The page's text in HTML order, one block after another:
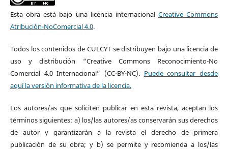
Esta obra está bajo una licencia internacional Creative Commons
Atribución-NoComercial 4.0.
Todos los contenidos de CULCYT se distribuyen bajo una licencia de
uso y distribución “Creative Commons Reconocimiento-No
Comercial 4.0 Internacional” (CC-BY-NC). Puede consultar desde
aquí la versión informativa de la licencia.
Los autores/as que soliciten publicar en esta revista, aceptan los
términos siguientes: a) los/las autores/as conservarán sus derechos
de autor y garantizarán a la revista el derecho de primera
publicación de su obra; y b) se permite y recomienda a los/las